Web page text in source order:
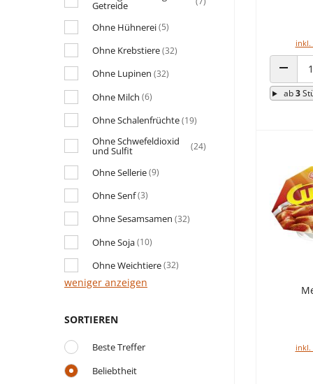
Getreide
Ohne Hühnerei(5)
Ohne Krebstiere(32)
Ohne Lupinen (32)
Ohne Milch (6)
Ohne Schalenfrüchte(19)
Ohne Schwefeldioxid
und Sulfit (24)
Ohne Sellerie(9)
Ohne Senf(3)
Ohne Sesamsamen (32)
Ohne Soja(10)
Ohne Weichtiere(32)
weniger anzeigen
SORTIEREN
Beste Treffer
Beliebtheit
inkl.
ab3
inkl.